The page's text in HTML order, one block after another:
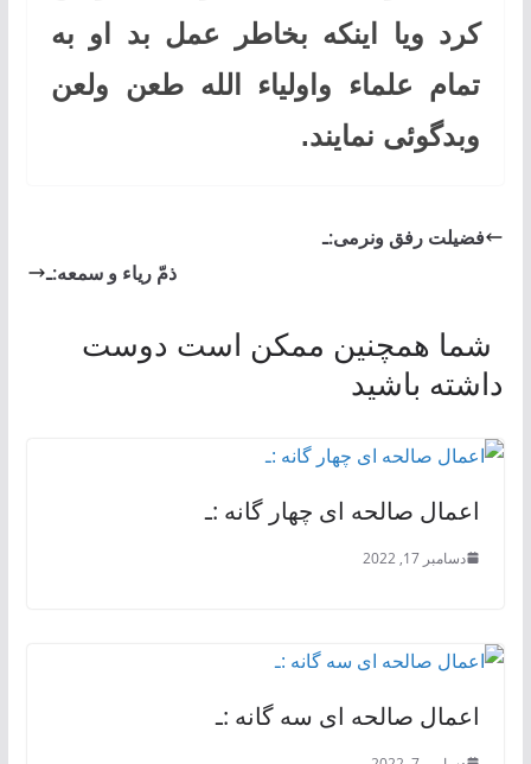
کرد ویا اینکه بخاطر عمل بد او به
تمام علماء واولیاء الله طعن ولعن
وبدگوئی نمایند.
فضیلت رفق ونرمی:ـ
ذمّ ریاء و سمعه:ـ
شما همچنین ممکن است دوست
داشته باشید
اعمال صالحه ای چهار گانه :ـ
دسامبر 17, 2022
اعمال صالحه ای سه گانه :ـ